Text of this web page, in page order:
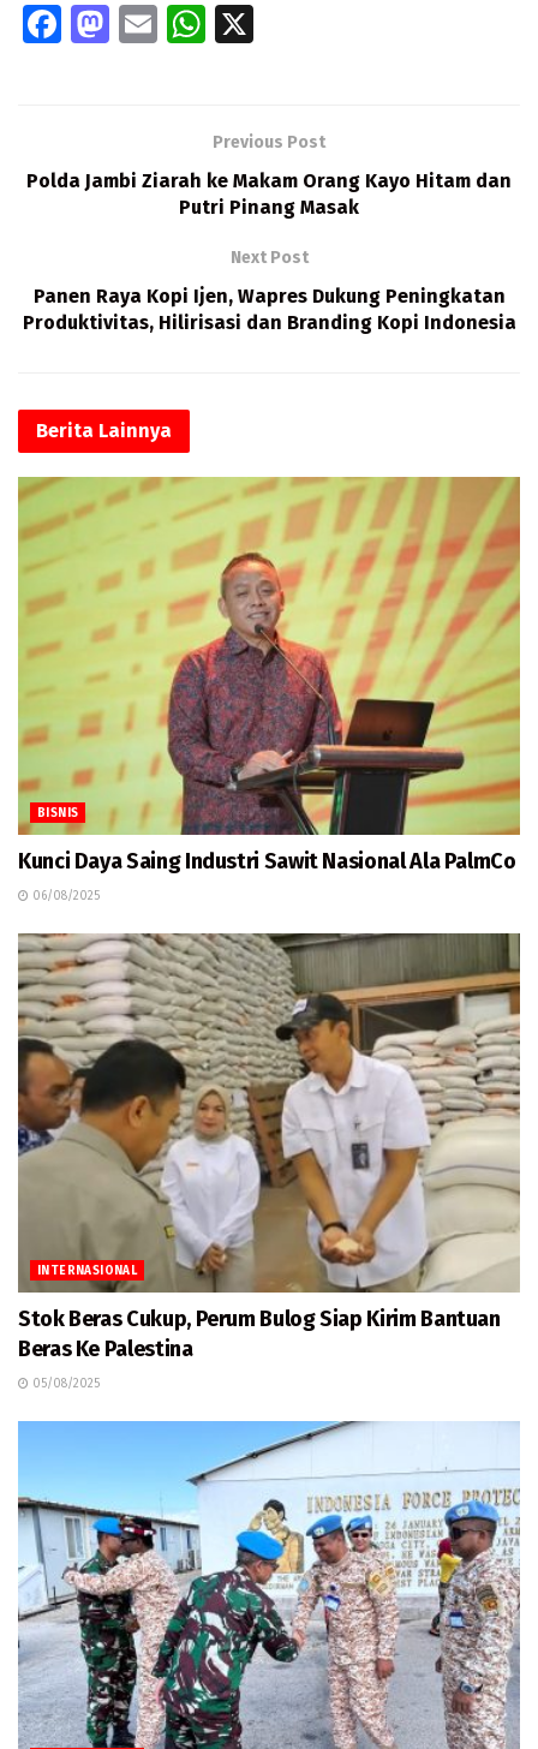
Fa
o
M
o
E
W
s
A
p
Previous Post
Polda Jambi Ziarah ke Makam Orang Kayo Hitam dan
Putri Pinang Masak
Next Post
Panen Raya Kopi Ijen, Wapres Dukung Peningkatan
Produktivitas, Hilirisasi dan Branding Kopi Indonesia
Berita Lainnya
BISNIS
Kunci Daya Saing Industri Sawit Nasional Ala PalmCo
06/08/2025
INTERNASIONAL
Stok Beras Cukup, Perum Bulog Siap Kirim Bantuan
Beras Ke Palestina
05/08/2025